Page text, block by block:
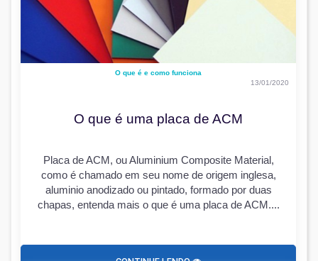
O que é e como funciona
13/01/2020
O que é uma placa de ACM
Placa de ACM, ou Aluminium Composite Material,
como é chamado em seu nome de origem inglesa,
aluminio anodizado ou pintado, formado por duas
chapas, entenda mais o que é uma placa de ACM....